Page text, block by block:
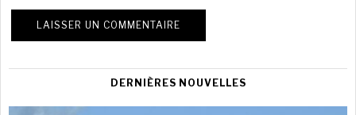
DERNIÈRES NOUVELLES